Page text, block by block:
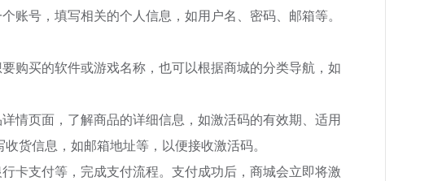
号，填写相关的个人信息，如用户名、密码、邮箱等。
购买的软件或游戏名称，也可以根据商城的分类导航，如
情页面，了解商品的详细信息，如激活码的有效期、适用
货信息，如邮箱地址等，以便接收激活码。
卡支付等，完成支付流程。支付成功后，商城会立即将激